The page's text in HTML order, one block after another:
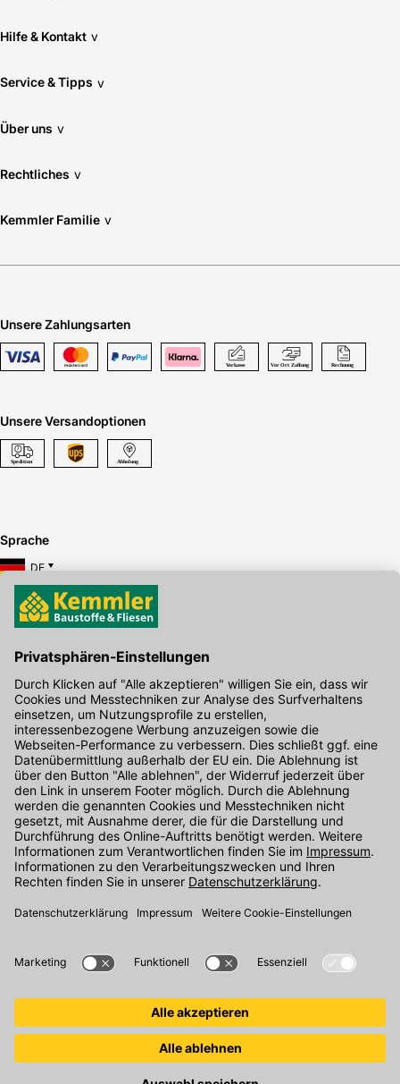
Hilfe & Kontakt v
Service & Tipps v
Über uns v
Rechtliches v
Kemmler Familie v
Unsere Zahlungsarten
Unsere Versandoptionen
Sprache
DE
Hier gibt's die kostenlose App
Kontakt
Unser Onlineshop Team ist montags bis freitags von 08:00 - 17:00
Uhr unter der Telefonnummer07071 / 151-151für Sie erreichbar.
Alternativ können Sie unser Kontaktformular nutzen.
Den Kontakt direkt in unsere Niederlassungen finden Sie